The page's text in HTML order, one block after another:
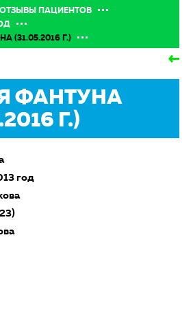
ОТЗЫВЫ ПАЦИЕНТОВ
(31.05.2016 Г.)
ФАНТУНА
Г.)
год